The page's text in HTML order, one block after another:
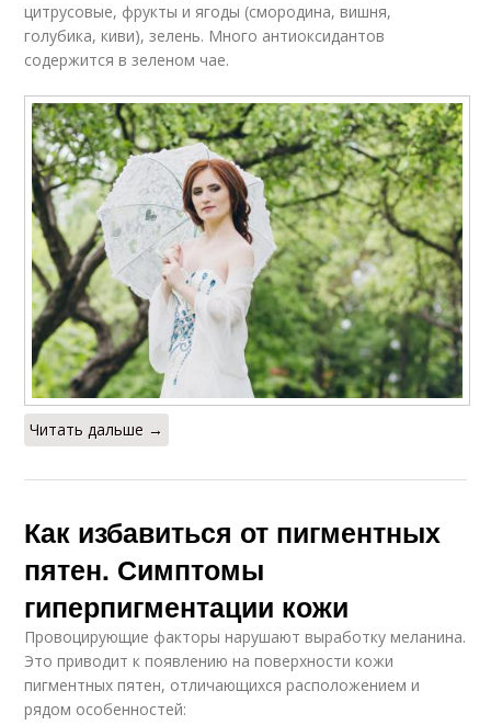
цитрусовые, фрукты и ягоды (смородина, вишня,
голубика, киви), зелень. Много антиоксидантов
содержится в зеленом чае.
Читать дальше →
Как избавиться от пигментных
пятен. Симптомы
гиперпигментации кожи
Провоцирующие факторы нарушают выработку меланина.
Это приводит к появлению на поверхности кожи
пигментных пятен, отличающихся расположением и
рядом особенностей: